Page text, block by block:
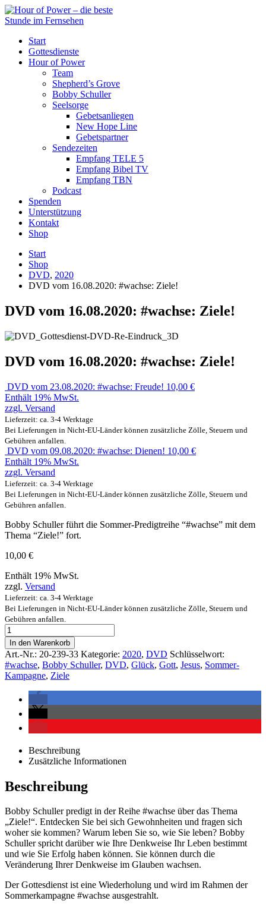
Start
Gottesdienste
Hour of Power
Team
Shepherd’s Grove
Bobby Schuller
Seelsorge
Gebetsanliegen
New Hope Line
Gebetspartner
Sendezeiten
Empfang TELE 5
Empfang Bibel TV
Empfang TBN
Podcast
Spenden
Unterstützung
Kontakt
Shop
Start
Shop
DVD, 2020
DVD vom 16.08.2020: #wachse: Ziele!
DVD vom 16.08.2020: #wachse: Ziele!
DVD vom 16.08.2020: #wachse: Ziele!
DVD vom 23.08.2020: #wachse: Freude! 10,00 €
Enthält 19% MwSt.
zzgl. Versand
Lieferzeit: ca. 3-4 Werktage
Bei Lieferungen in Nicht-EU-Länder können zusätzliche Zölle, Steuern und
Gebühren anfallen.
DVD vom 09.08.2020: #wachse: Dienen! 10,00 €
Enthält 19% MwSt.
zzgl. Versand
Lieferzeit: ca. 3-4 Werktage
Bei Lieferungen in Nicht-EU-Länder können zusätzliche Zölle, Steuern und
Gebühren anfallen.
Bobby Schuller führt die Sommer-Predigtreihe “#wachse” mit dem
Thema “Ziele!” fort.
10,00 €
Enthält 19% MwSt.
zzgl. Versand
Lieferzeit: ca. 3-4 Werktage
Bei Lieferungen in Nicht-EU-Länder können zusätzliche Zölle, Steuern und
Gebühren anfallen.
In den Warenkorb
Art.-Nr.: 20-239-33 Kategorie: 2020, DVD Schlüsselwort:
#wachse, Bobby Schuller, DVD, Glück, Gott, Jesus, Sommer-
Kampagne, Ziele
Beschreibung
Zusätzliche Informationen
Beschreibung
Bobby Schuller predigt in der Reihe #wachse über das Thema
„Ziele!“. Entdecken Sie bei sich Gewohnheiten und fragen sich
woher sie kommen? Warum leben Sie so, wie Sie leben? Bobby
Schuller spricht darüber wie Ihre Denkweise Ihr Leben bestimmt
und wie Sie Erfolg haben können. Sie können durch die
Veränderung Ihrer Denkweise im Glauben wachsen.
Der Gottesdienst ist eine Wiederholung und wird im Rahmen der
Sommerkampagne #wachse ausgestrahlt.